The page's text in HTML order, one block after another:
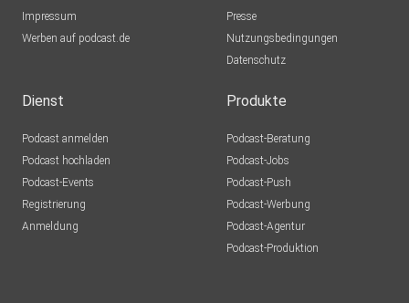
Impressum
Werben auf podcast.de
Presse
Nutzungsbedingungen
Datenschutz
Dienst
Podcast anmelden
Podcast hochladen
Podcast-Events
Registrierung
Anmeldung
Produkte
Podcast-Beratung
Podcast-Jobs
Podcast-Push
Podcast-Werbung
Podcast-Agentur
Podcast-Produktion